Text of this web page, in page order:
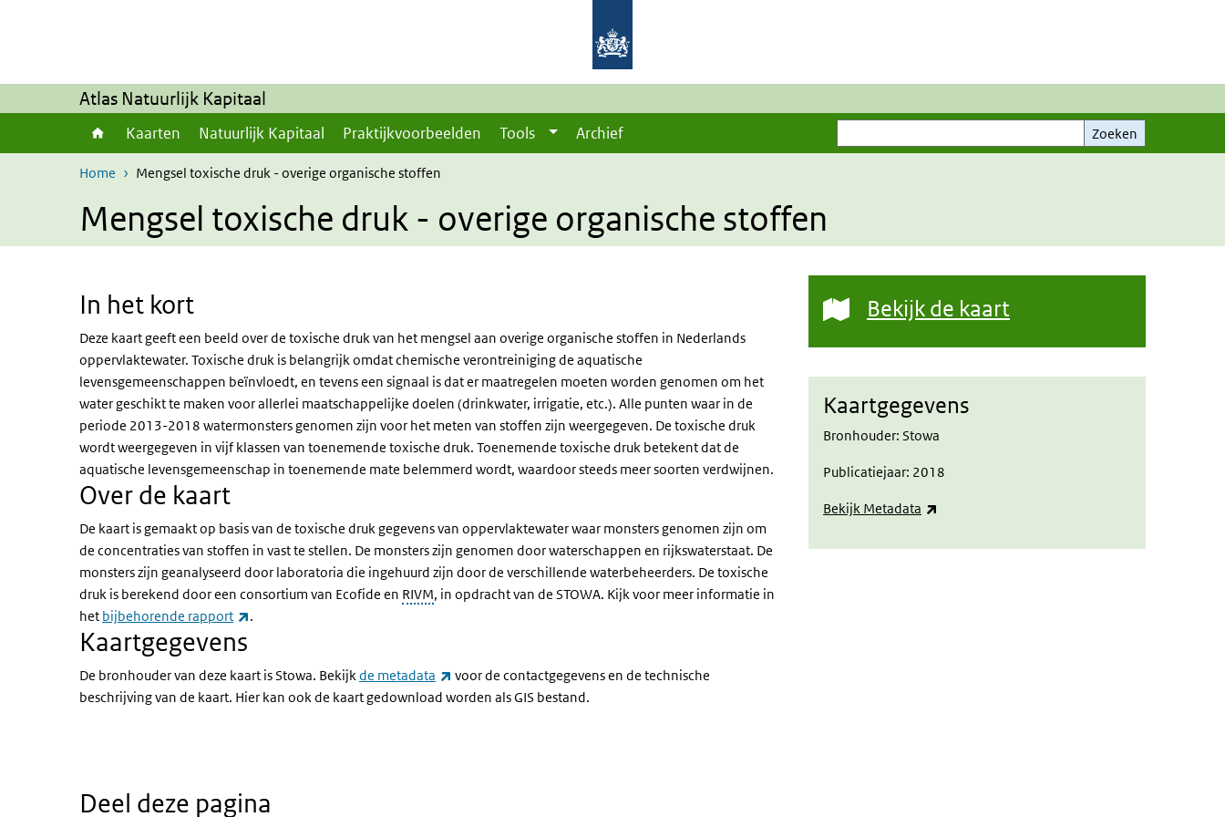
Atlas Natuurlijk Kapitaal
Kaarten Natuurlijk Kapitaal Praktijkvoorbeelden Tools Archief
Zoeken
Zoeken
Home Mengsel toxische druk - overige organische stoffen
Mengsel toxische druk - overige organische stoffen
In het kort
Deze kaart geeft een beeld over de toxische druk van het mengsel aan overige organische stoffen in Nederlands
oppervlaktewater. Toxische druk is belangrijk omdat chemische verontreiniging de aquatische
levensgemeenschappen beïnvloedt, en tevens een signaal is dat er maatregelen moeten worden genomen om het
water geschikt te maken voor allerlei maatschappelijke doelen (drinkwater, irrigatie, etc.). Alle punten waar in de
periode 2013-2018 watermonsters genomen zijn voor het meten van stoffen zijn weergegeven. De toxische druk
wordt weergegeven in vijf klassen van toenemende toxische druk. Toenemende toxische druk betekent dat de
aquatische levensgemeenschap in toenemende mate belemmerd wordt, waardoor steeds meer soorten verdwijnen.
Over de kaart
De kaart is gemaakt op basis van de toxische druk gegevens van oppervlaktewater waar monsters genomen zijn om
de concentraties van stoffen in vast te stellen. De monsters zijn genomen door waterschappen en rijkswaterstaat. De
monsters zijn geanalyseerd door laboratoria die ingehuurd zijn door de verschillende waterbeheerders. De toxische
druk is berekend door een consortium van Ecofide en RIVM, in opdracht van de STOWA. Kijk voor meer informatie in
het bijbehorende rapport (externe link)
.
Kaartgegevens
De bronhouder van deze kaart is Stowa. Bekijkde metadata (externe link)
voor de contactgegevens en de technische
beschrijving van de kaart. Hier kan ook de kaart gedownload worden als GIS bestand.
Bekijk de kaart
Kaartgegevens
Bronhouder: Stowa
Publicatiejaar: 2018
Bekijk Metadata
Deel deze pagina